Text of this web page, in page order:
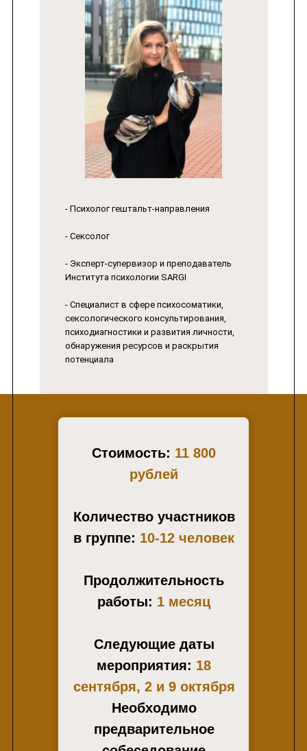
- Психолог гештальт-направления
- Сексолог
- Эксперт-супервизор и преподаватель
Института психологии SARGI
- Специалист в сфере психосоматики,
сексологического консультирования,
психодиагностики и развития личности,
обнаружения ресурсов и раскрытия
потенциала
Стоимость: 11 800
рублей
Количество участников
в группе: 10-12 человек
Продолжительность
работы: 1 месяц
Следующие даты
мероприятия: 18
сентября, 2 и 9 октября
Необходимо
предварительное